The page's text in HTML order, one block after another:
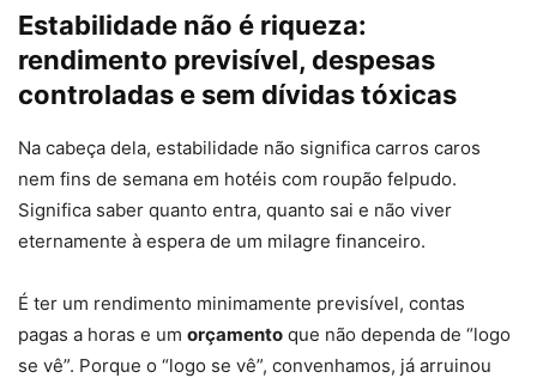
Estabilidade não é riqueza:
rendimento previsível, despesas
controladas e sem dívidas tóxicas
Na cabeça dela, estabilidade não significa carros caros
nem fins de semana em hotéis com roupão felpudo.
Significa saber quanto entra, quanto sai e não viver
eternamente à espera de um milagre financeiro.
É ter um rendimento minimamente previsível, contas
pagas a horas e um orçamento que não dependa de “logo
se vê”. Porque o “logo se vê”, convenhamos, já arruinou